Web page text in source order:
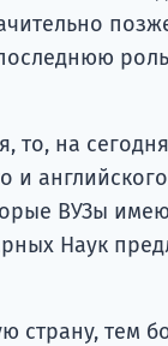
то, на
и
ВУЗы
Наук
страну, тем